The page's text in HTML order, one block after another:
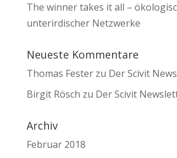
The winner takes it all –
unterirdischer Netzwerke
Neueste Kommentare
Thomas Festerzu Der Scivit
Birgit Rösch zu Der Scivit
Archiv
Februar 2018